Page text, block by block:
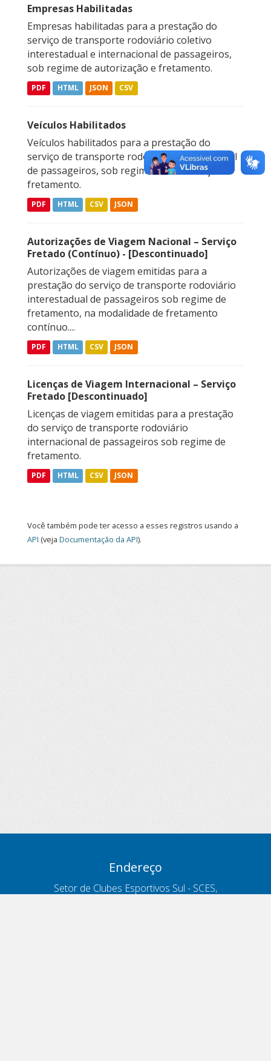
Empresas Habilitadas
Empresas habilitadas para a prestação do
serviço de transporte rodoviário coletivo
interestadual e internacional de passageiros,
sob regime de autorização e fretamento.
PDF HTML JSON CSV
Veículos Habilitados
Veículos habilitados para a prestação do
serviço de transporte rodoviário interestadual
de passageiros, sob regime de autorização e
fretamento.
PDF HTML CSV JSON
Autorizações de Viagem Nacional – Serviço
Fretado (Contínuo) - [Descontinuado]
Autorizações de viagem emitidas para a
prestação do serviço de transporte rodoviário
interestadual de passageiros sob regime de
fretamento, na modalidade de fretamento
contínuo....
PDF HTML CSV JSON
Licenças de Viagem Internacional – Serviço
Fretado [Descontinuado]
Licenças de viagem emitidas para a prestação
do serviço de transporte rodoviário
internacional de passageiros sob regime de
fretamento.
PDF HTML CSV JSON
Você também pode ter acesso a esses registros usando a
API (veja Documentação da API).
Endereço
Setor de Clubes Esportivos Sul - SCES,